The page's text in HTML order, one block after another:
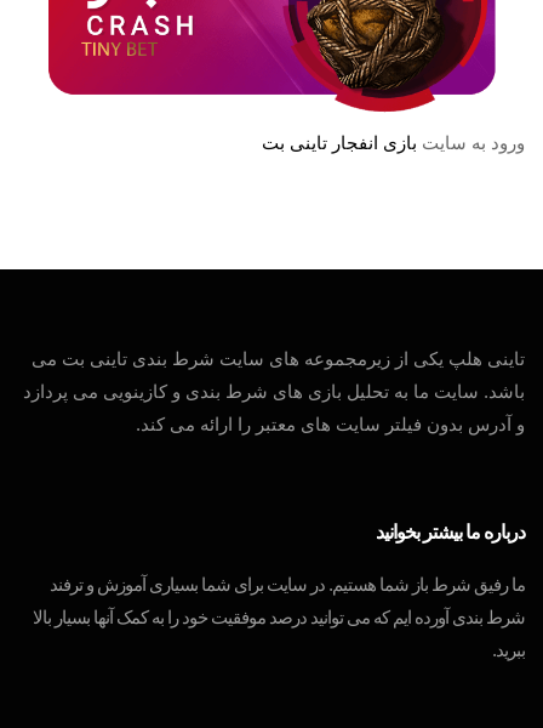
ورود به سایت بازی انفجار تاینی بت
تاینی هلپ یکی از زیرمجموعه های سایت شرط بندی تاینی بت می
باشد. سایت ما به تحلیل بازی های شرط بندی و کازینویی می پردازد
و آدرس بدون فیلتر سایت های معتبر را ارائه می کند.
درباره ما بیشتر بخوانید
ما رفیق شرط باز شما هستیم. در سایت برای شما بسیاری آموزش و ترفند
شرط بندی آورده ایم که می توانید درصد موفقیت خود را به کمک آنها بسیار بالا
ببرید.